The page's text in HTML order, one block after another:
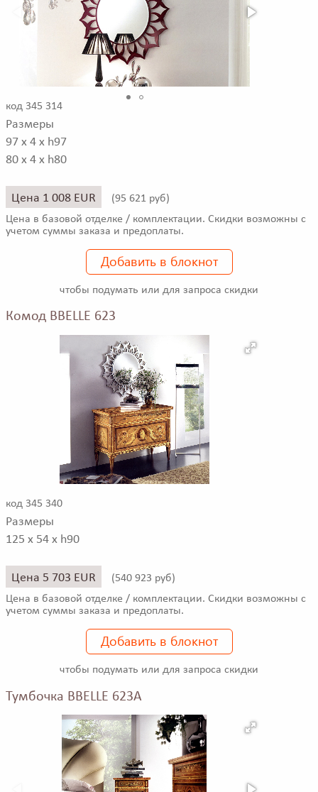
код 345 314
Размеры
97 x 4 x h97
80 x 4 x h80
Цена 1 008 EUR (95 621 руб)
Цена в базовой отделке / комплектации. Скидки возможны с
учетом суммы заказа и предоплаты.
Добавить в блокнот
чтобы подумать или для запроса скидки
Комод BBELLE 623
код 345 340
Размеры
125 x 54 x h90
Цена 5 703 EUR (540 923 руб)
Цена в базовой отделке / комплектации. Скидки возможны с
учетом суммы заказа и предоплаты.
Добавить в блокнот
чтобы подумать или для запроса скидки
Тумбочка BBELLE 623A